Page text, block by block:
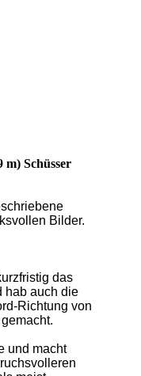
m) Schüsser
Bilder.
das
hab auch die
Richtung von
und macht